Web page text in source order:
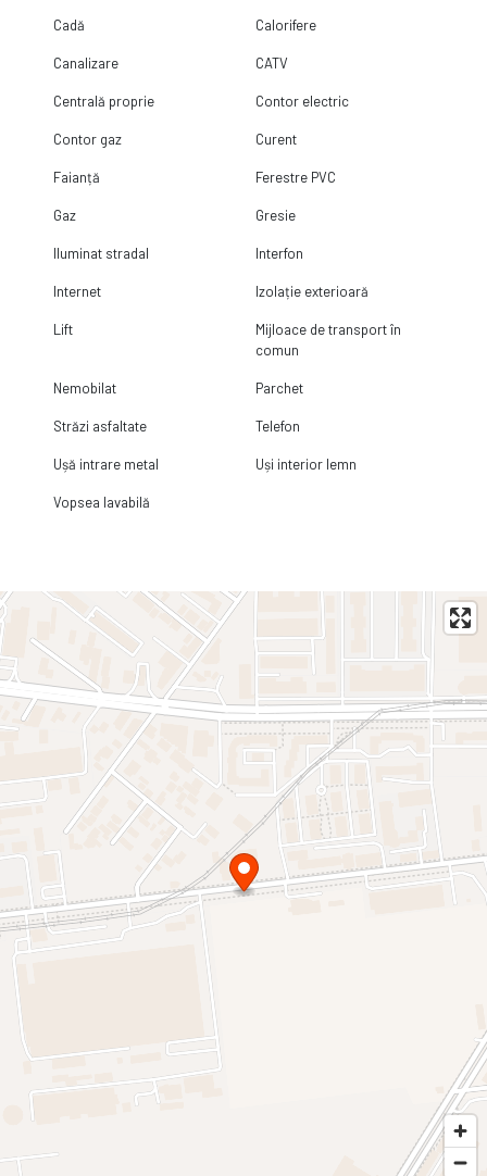
Cadă Calorifere
Canalizare CATV
Centrală proprie Contor electric
Contor gaz Curent
Faianță Ferestre PVC
Gaz Gresie
Iluminat stradal Interfon
Internet Izolație exterioară
Lift
Mijloace de transport în
comun
Nemobilat Parchet
Străzi asfaltate Telefon
Ușă intrare metal Uși interior lemn
Vopsea lavabilă